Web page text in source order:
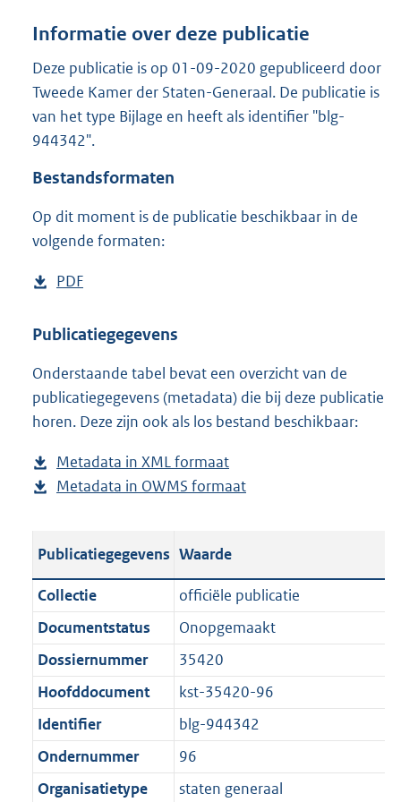
t
e
:
1
Informatie over deze publicatie
Deze publicatie is op 01-09-2020 gepubliceerd door
Tweede Kamer der Staten-Generaal. De publicatie is
van het type Bijlage en heeft als identifier "blg-
944342".
Bestandsformaten
Op dit moment is de publicatie beschikbaar in de
volgende formaten:
D
w
l
o
a
p
u
l
c
t
i
e
n
f
o
PDF
s
a
n
d
g
r
o
t
:
1
9
8
K
b
Publicatiegegevens
Onderstaande tabel bevat een overzicht van de
publicatiegegevens (metadata) die bij deze publicatie
horen. Deze zijn ook als los bestand beschikbaar:
Metadata in XML formaat
e
a
n
d
s
r
o
o
t
Metadata in OWMS formaat
a
n
d
g
r
o
t
Publicatiegegevens Waarde
Collectie
officiële publicatie
Documentstatus
Onopgemaakt
Dossiernummer
35420
Hoofddocument
kst-35420-96
Identifier
blg-944342
Ondernummer
96
Organisatietype
staten generaal